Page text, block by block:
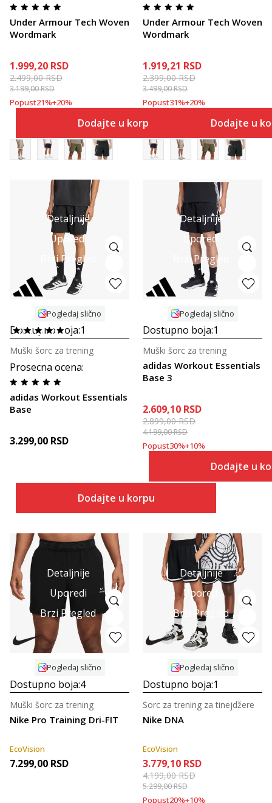
Under Armour Tech Woven
Wordmark
1.999,20 RSD
2.499,00RSD
3.199,00RSD
Popust21%+20%
Dodajte u korpu
Under Armour Tech Woven
Wordmark
1.919,21 RSD
2.399,00RSD
3.499,00RSD
Popust31%+20%
Dodajte u
Detaljnije
Uporedi
Brzi Pregled
Pogledaj slično
Dostupno boja:1
Prosecna ocena:
adidas Workout Essentials
Base
Muški šorc za trening
3.299,00 RSD
Dodajte u korpu
Detaljnije
Uporedi
Brzi Pregled
Pogledaj slično
Dostupno boja:1
adidas Workout Essentials
Base 3
Muški šorc za trening
2.609,10 RSD
2.899,00RSD
4.199,00RSD
Popust30%+10%
Dodajte u
Detaljnije
Uporedi
Brzi Pregled
Pogledaj slično
Dostupno boja:4
Nike Pro Training Dri-FIT
Muški šorc za trening
EcoVision
7.299,00 RSD
Detaljnije
Uporedi
Brzi Pregled
Pogledaj slično
Dostupno boja:1
Nike DNA
Šorc za trening za tinejdžere
EcoVision
3.779,10 RSD
4.199,00RSD
5.299,00RSD
Popust20%+10%